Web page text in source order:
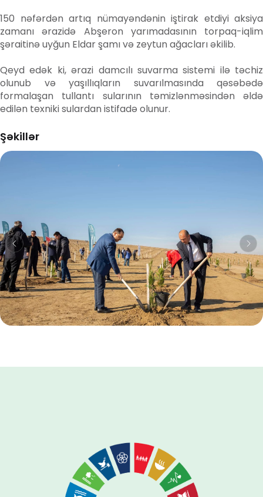
150 nəfərdən artıq nümayəndənin iştirak etdiyi aksiya
zamanı ərazidə Abşeron yarımadasının torpaq-iqlim
şəraitinə uyğun Eldar şamı və zeytun ağacları əkilib.
Qeyd edək ki, ərazi damcılı suvarma sistemi ilə təchiz
olunub və yaşıllıqların suvarılmasında qəsəbədə
formalaşan tullantı sularının təmizlənməsindən əldə
edilən texniki sulardan istifadə olunur.
Şəkillər